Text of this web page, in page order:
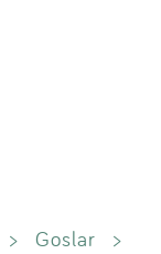
> Goslar
>